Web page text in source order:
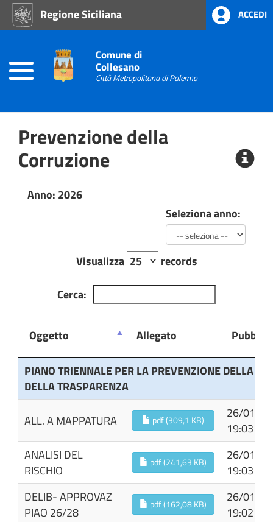
Regione Siciliana ACCEDI
Comune di
Collesano
Città Metropolitana di Palermo
Home
Amministrazione
Trasparente
Prevenzione della
Corruzione
Anno: 2026
Seleziona anno:
Visualizza
records
Cerca:
Oggetto Allegato
Oggetto
Allegato
PIANO TRIENNALE PER LA PREVENZIONE DELLA
DELLA TRASPARENZA
ALL. A MAPPATURA
pdf (309,1 KB)
26/01/
19:03
ANALISI DEL
RISCHIO
pdf (241,63 KB)
26/01/
19:03
DELIB- APPROVAZ
PIAO 26/28
pdf (162,08 KB)
26/01/
19:02